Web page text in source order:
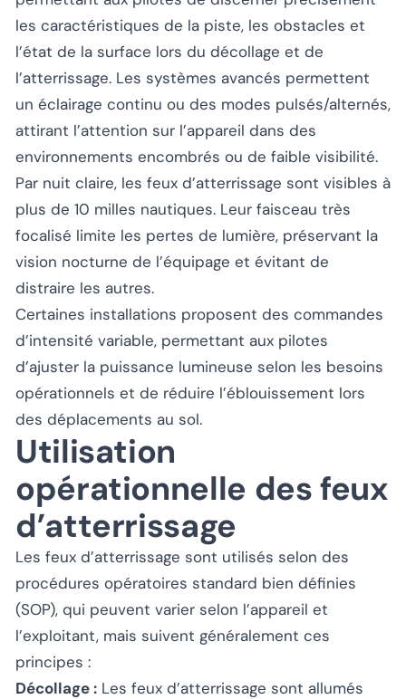
les caractéristiques de la piste, les obstacles et
l’état de la surface lors du décollage et de
l’atterrissage. Les systèmes avancés permettent
un éclairage continu ou des modes pulsés/alternés,
attirant l’attention sur l’appareil dans des
environnements encombrés ou de faible visibilité.
Par nuit claire, les feux d’atterrissage sont visibles à
plus de 10 milles nautiques. Leur faisceau très
focalisé limite les pertes de lumière, préservant la
vision nocturne de l’équipage et évitant de
distraire les autres.
Certaines installations proposent des commandes
d’intensité variable, permettant aux pilotes
d’ajuster la puissance lumineuse selon les besoins
opérationnels et de réduire l’éblouissement lors
des déplacements au sol.
Utilisation
opérationnelle des feux
d’atterrissage
Les feux d’atterrissage sont utilisés selon des
procédures opératoires standard bien définies
(SOP), qui peuvent varier selon l’appareil et
l’exploitant, mais suivent généralement ces
principes :
Décollage : Les feux d’atterrissage sont allumés